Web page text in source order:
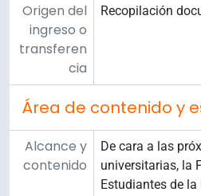
Origen del
ingreso o
transferen
cia
Recopilación
Área de contenido y
Alcance y
contenido
De cara a las
universitarias, la
Estudiantes de